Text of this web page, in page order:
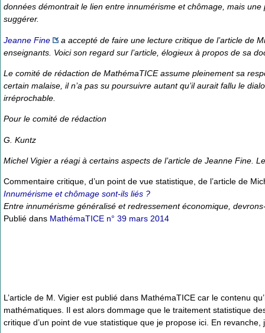
données démontrait le lien entre innumérisme et chômage, mais
suggérer.
Jeanne Fine
a accepté de faire une lecture critique de l’article de
enseignants. Voici son regard sur l’article, élogieux à propos de sa
Le comité de rédaction de MathémaTICE assume pleinement sa
certain malaise, il n’a pas su poursuivre autant qu’il aurait fallu le
irréprochable.
Pour le comité de rédaction
G. Kuntz
Michel Vigier a réagi à certains aspects de l’article de Jeanne Fine.
Commentaire critique, d’un point de vue statistique, de l’article de
Innumérisme et chômage sont-ils liés ?
Entre innumérisme généralisé et redressement économique,
Publié dans MathémaTICE n° 39 mars 2014
L’article de M. Vigier est publié dans MathémaTICE car le contenu
mathématiques. Il est alors dommage que le traitement statistique
critique d’un point de vue statistique que je propose ici. En